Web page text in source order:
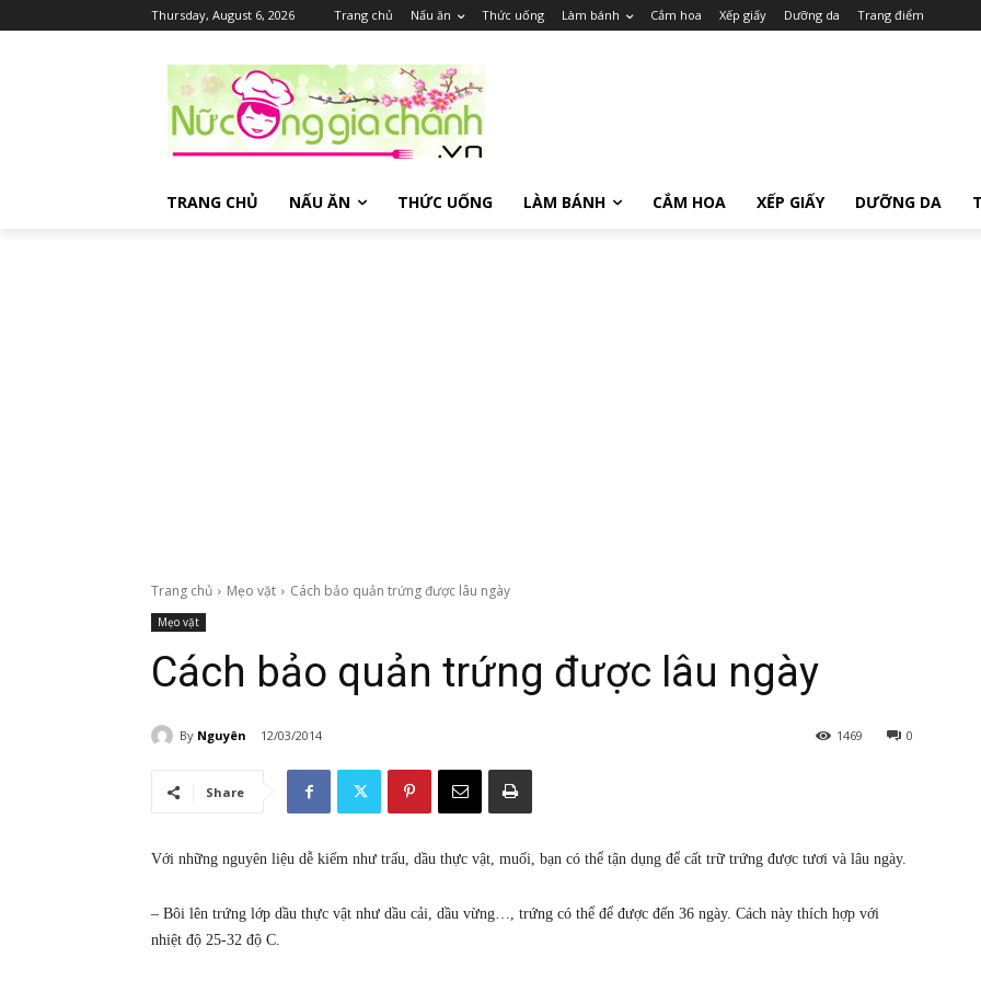
Thursday, August 6, 2026 Trang chủ Nấu ăn Thức uống Làm bánh Cắm hoa Xếp giấy Dưỡng da Trang điểm
TRANG CHỦ NẤU ĂN THỨC UỐNG LÀM BÁNH CẮM HOA XẾP GIẤY DƯỠNG DA
Trang chủ Mẹo vặt Cách bảo quản trứng được lâu ngày
Mẹo vặt
Cách bảo quản trứng được lâu ngày
By Nguyên 12/03/2014 0
1469
Share
Với những nguyên liệu dễ kiếm như trấu, dầu thực vật, muối, bạn có thể tận dụng để cất trữ trứng được tươi và lâu ngày.
– Bôi lên trứng lớp dầu thực vật như dầu cải, dầu vừng…, trứng có thể để được đến 36 ngày. Cách này thích hợp với
nhiệt độ 25-32 độ C.